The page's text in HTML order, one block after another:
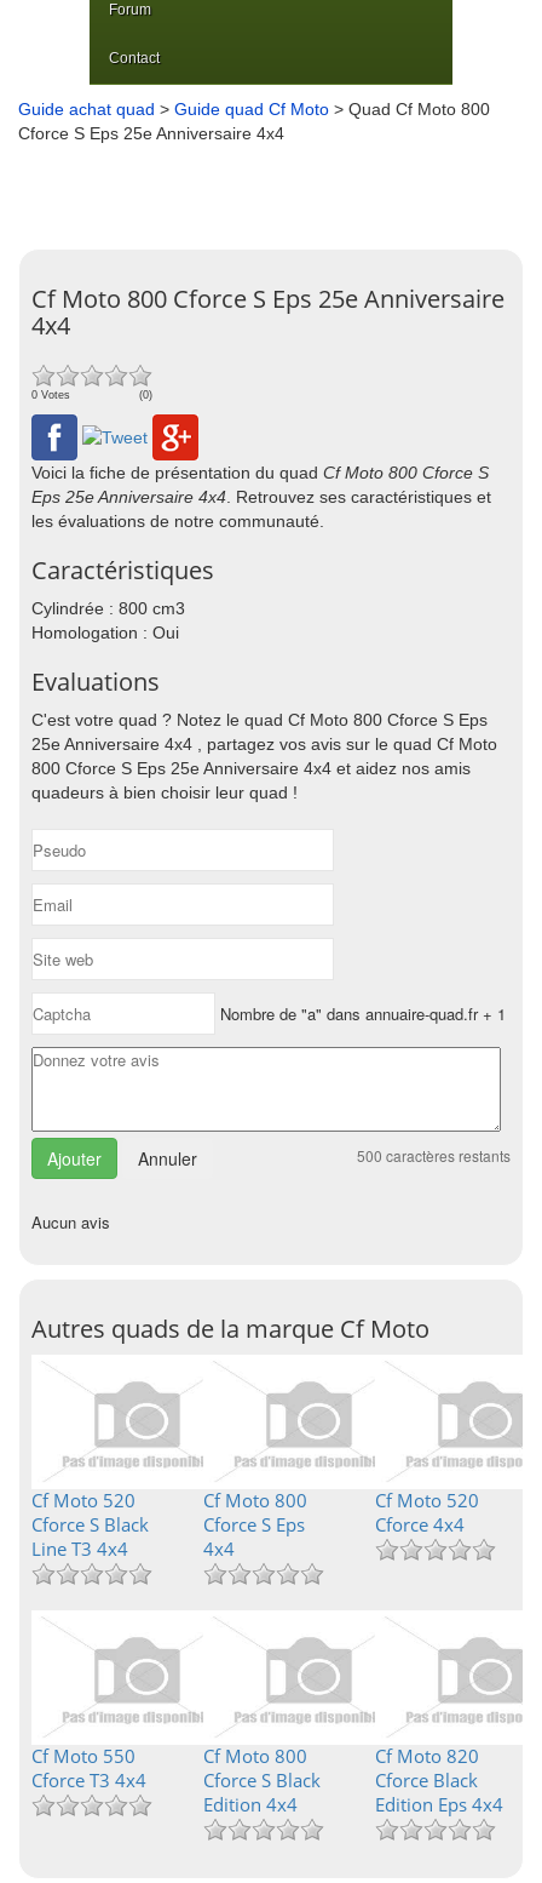
Forum
Contact
Guide achat quad > Guide quad Cf Moto > Quad Cf Moto 800
Cforce S Eps 25e Anniversaire 4x4
Cf Moto 800 Cforce S Eps 25e Anniversaire
4x4
0 Votes (0)
Voici la fiche de présentation du quad Cf Moto 800 Cforce S
Eps 25e Anniversaire 4x4 . Retrouvez ses caractéristiques et
les évaluations de notre communauté.
Caractéristiques
Cylindrée : 800 cm3
Homologation : Oui
Evaluations
C'est votre quad ? Notez le quad Cf Moto 800 Cforce S Eps
25e Anniversaire 4x4 , partagez vos avis sur le quad Cf Moto
800 Cforce S Eps 25e Anniversaire 4x4 et aidez nos amis
quadeurs à bien choisir leur quad !
Nombre de "a" dans annuaire-quad.fr + 1
Annuler 500 caractères restants
Aucun avis
Autres quads de la marque Cf Moto
Cf Moto 520
Cforce S Black
Line T3 4x4
Cf Moto 800
Cforce S Eps
4x4
Cf Moto 520
Cforce 4x4
Cf Moto 550
Cforce T3 4x4
Cf Moto 800
Cforce S Black
Edition 4x4
Cf Moto 820
Cforce Black
Edition Eps 4x4